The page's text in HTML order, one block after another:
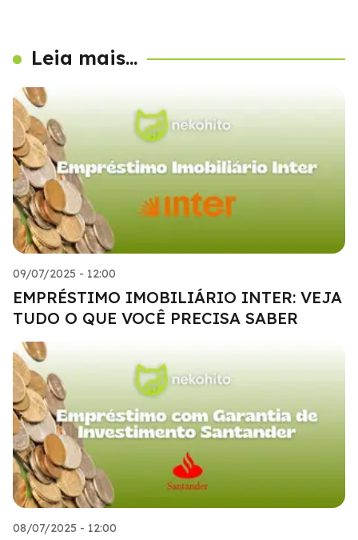
Leia mais...
09/07/2025 - 12:00
EMPRÉSTIMO IMOBILIÁRIO INTER: VEJA
TUDO O QUE VOCÊ PRECISA SABER
08/07/2025 - 12:00